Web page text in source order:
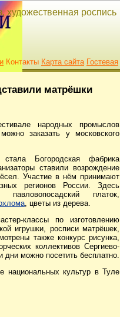
художественная роспись
матрёшки
народных промыслов
заказать у московского
Богородская фабрика
ставили возрождение
Участие в нём принимают
регионов России. Здесь
платок,
, цветы из дерева.
классы по изготовлению
игрушки, росписи матрёшек,
также конкурс рисунка,
коллективов Сергиево-
дни можно посетить бесплатно.
культур в Туле
Гостевая
Карта сайта
Контакты